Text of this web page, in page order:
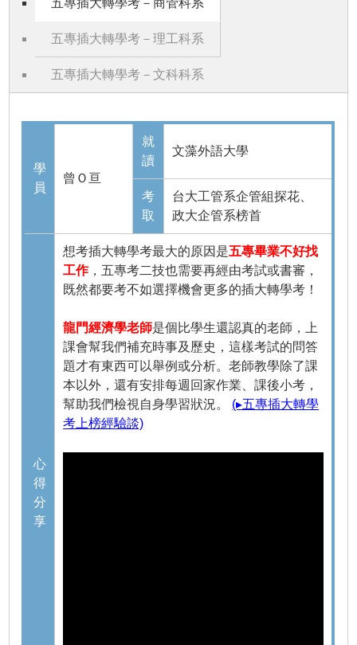
五專插大轉學考－理工科系
五專插大轉學考－文科科系
學
員
曾Ｏ亘
就
讀
文藻外語大學
考
取
台大工管系企管組探花、
政大企管系榜首
心
得
分
享
想考插大轉學考最大的原因是五專畢業不好找
工作，五專考二技也需要再經由考試或書審，
既然都要考不如選擇機會更多的插大轉學考！
龍門經濟學老師是個比學生還認真的老師，上
課會幫我們補充時事及歷史，這樣考試的問答
題才有東西可以舉例或分析。老師教學除了課
本以外，還有安排每週回家作業、課後小考，
幫助我們檢視自身學習狀況。 (▸五專插大轉學
考上榜經驗談)